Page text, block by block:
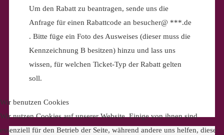
Um den Rabatt zu beantragen, sende uns die
Anfrage für einen Rabattcode an besucher@ ***.de
. Bitte füge ein Foto des Ausweises (dieser muss die
Kennzeichnung B besitzen) hinzu und lass uns
wissen, für welchen Ticket-Typ der Rabatt gelten
soll.
Wir benutzen Cookies
Wir nutzen Cookies auf unserer Website. Einige von ihnen sind
essenziell für den Betrieb der Seite, während andere uns helfen, diese